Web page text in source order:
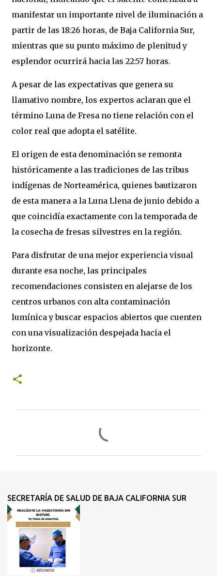
manifestar un importante nivel de iluminación a
partir de las 18:26 horas, de Baja California Sur,
mientras que su punto máximo de plenitud y
esplendor ocurrirá hacia las 22:57 horas.
A pesar de las expectativas que genera su
llamativo nombre, los expertos aclaran que el
término Luna de Fresa no tiene relación con el
color real que adopta el satélite.
El origen de esta denominación se remonta
históricamente a las tradiciones de las tribus
indígenas de Norteamérica, quienes bautizaron
de esta manera a la Luna Llena de junio debido a
que coincidía exactamente con la temporada de
la cosecha de fresas silvestres en la región.
Para disfrutar de una mejor experiencia visual
durante esa noche, las principales
recomendaciones consisten en alejarse de los
centros urbanos con alta contaminación
lumínica y buscar espacios abiertos que cuenten
con una visualización despejada hacia el
horizonte.
t
a
r
o
SECRETARÍA DE SALUD DE BAJA CALIFORNIA SUR